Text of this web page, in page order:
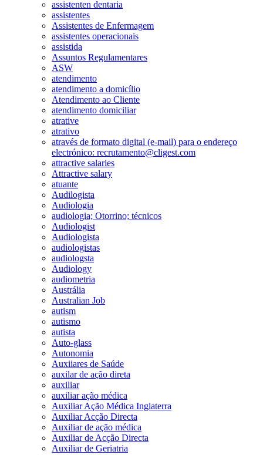
assistenten dentaria
assistentes
Assistentes de Enfermagem
assistentes operacionais
assistida
Assuntos Regulamentares
ASW
atendimento
atendimento a domicílio
Atendimento ao Cliente
atendimento domiciliar
atrative
atrativo
através de formato digital (e-mail) para o endereço
electrónico: recrutamento@cligest.com
attractive salaries
Attractive salary
atuante
Audilogista
Audiologia
audiologia; Otorrino; técnicos
Audiologist
Audiologista
audiologistas
audiologsta
Audiology
audiometria
Austrália
Australian Job
autism
autismo
autista
Auto-glass
Autonomia
Auxiiares de Saúde
auxilar de ação direta
auxiliar
auxiliar ação médica
Auxiliar Ação Médica Inglaterra
Auxiliar Acção Directa
Auxiliar de ação médica
Auxiliar de Acção Directa
Auxiliar de Geriatria